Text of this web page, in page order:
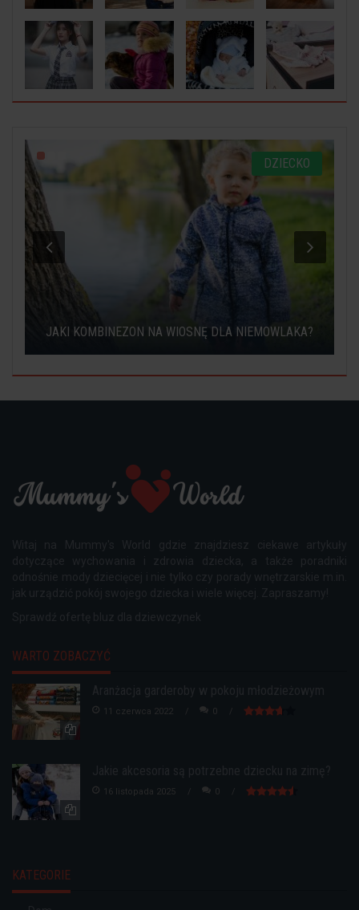
DZIECKO
JAKI KOMBINEZON NA WIOSNĘ DLA NIEMOWLAKA?
WARTO ZOBACZYĆ
11 czerwca 2022 0
16 listopada 2025 0
KATEGORIE